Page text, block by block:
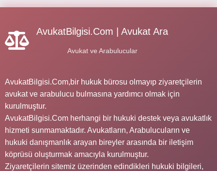
AvukatBilgisi.Com | Avukat Ara
Avukat ve Arabulucular
AvukatBilgisi.Com,bir hukuk bürosu olmayıp ziyaretçilerin
avukat ve arabulucu bulmasına yardımcı olmak için
kurulmuştur.
AvukatBilgisi.Com herhangi bir hukuki destek veya avukatlık
hizmeti sunmamaktadır. Avukatların, Arabulucuların ve
hukuki danışmanlık arayan bireyler arasında bir iletişim
köprüsü oluşturmak amacıyla kurulmuştur.
Ziyaretçilerin sitemiz üzerinden edindikleri hukuki bilgileri,